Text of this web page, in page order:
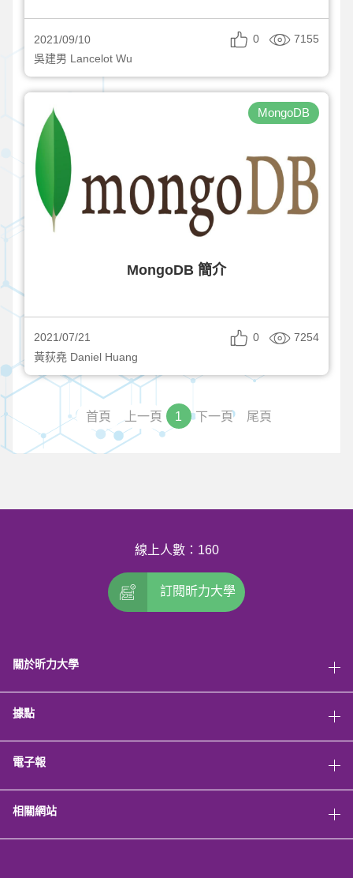
2021/09/10 0
7155
吳建男 Lancelot Wu
MongoDB
MongoDB 簡介
2021/07/21 0
7254
黃荻堯 Daniel Huang
首頁 上一頁 1 下一頁 尾頁
線上人數：160
訂閱昕力大學
關於昕力大學
據點
電子報
相關網站